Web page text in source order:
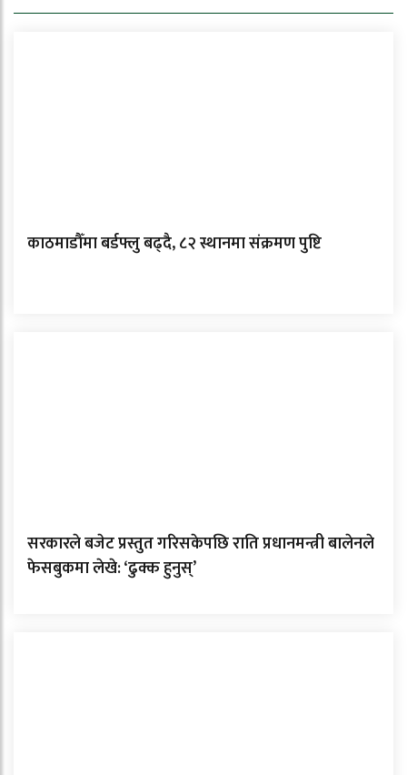
काठमाडौँमा बर्डफ्लु बढ्दै, ८२ स्थानमा संक्रमण पुष्टि
सरकारले बजेट प्रस्तुत गरिसकेपछि राति प्रधानमन्त्री बालेनले
फेसबुकमा लेखे: ‘ढुक्क हुनुस्’